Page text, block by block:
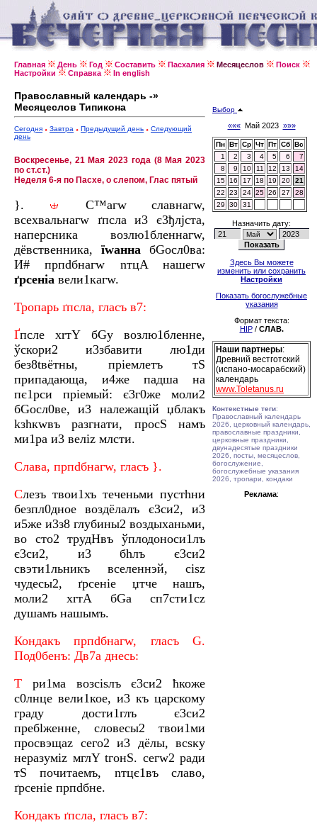
Главная День Год Составить Пасхалия Месяцеслов
Поиск
Настройки
Справка In english
Православный календарь -»
Месяцеслов Типикона
Сегодня Завтра Предыдущий день
Следующий
день
Воскресенье, 21 Мая 2023 года (8 Мая 2023
по ст.ст.)
Неделя 6-я по Пасхе, о слепом, Глас пятый
}.
С™aгw слaвнагw,
всехвaльнагw ґпcла и3 є3ђлjста,
напeрсника возлю1бленнагw,
дёвственника, їwaнна бGосл0ва:
И# прпdбнагw nтцA нaшегw
ґрсeніа вели1кагw.
Тропaрь ґпcла, глaсъ в7:
Ґпcле хrтY бGу возлю1бленне,
ўскори2 и3збaвити лю1ди
без8tвётны, пріeмлетъ тS
припaдающа, и4же пaдша на
пє1рси пріeмый: є3г0же моли2
бGосл0ве, и3 належaщій џблакъ
kзhкwвъ разгнaти, просS нaмъ
ми1ра и3 вeліz млcти.
Слaва, прпdбнагw, глaсъ }.
Слeзъ твои1хъ течeньми пустhни
безпл0дное воздёлалъ є3си2, и3
и5же и3з8 глубины2 воздыхaньми,
во сто2 трудHвъ ўплодоноси1лъ
є3си2, и3 бhлъ є3си2
свэти1льникъ вселeннэй, сіsz
чудесы2, ґрсeніе џтче нaшъ,
моли2 хrтA бGа сп7сти1сz
душaмъ нaшымъ.
Кондaкъ прпdбнагw, глaсъ G.
Под0бенъ: Дв7а днeсь:
T ри1ма возсіsлъ є3си2 ћкоже
с0лнце вели1кое, и3 къ цaрскому
грaду дости1глъ є3си2
пребlжeнне, словесы2 твои1ми
просвэщaz сего2 и3 дёлы, всsку
неразyміz мглY tгонS. сегw2 рaди
тS почитaемъ, nтцє1въ слaво,
ґрсeніе прпdбне.
Кондaкъ ґпcла, глaсъ в7:
Выбор
«««Май 2023 »»»
Пн Вт Ср Чт Пт Сб Вс
1
2 3 4 5 6
7
8
9 10 11 12 13
14
15
16 17 18 19 20
21
22
23 24 25 26 27
28
29
30 31
Назначить дату:
Здесь Вы можете
изменить или сохранить
Настройки
Показать богослужебные
указания
Формат текста:
HIP/ СЛАВ.
Наши партнеры:
Древний вестготский
(испано-мосарабский)
календарь
www.Toletanus.ru
Контекстные теги:
Православный календарь
2026, церковный календарь,
православные праздники,
церковные праздники,
двунадесятые праздники
2026, посты, месяцеслов,
богослужение,
богослужебные указания
2026, тропари, кондаки
Реклама: